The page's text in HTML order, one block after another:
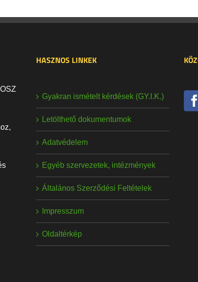
HASZNOS LINKEK
Gyakran ismételt kérdések (GY.I.K.)
Letölthető dokumentumok
Adatvédelem
Egyéb szervezetek, intézmények
Általános Szerződési Feltételek
Impresszum
Oldaltérkép